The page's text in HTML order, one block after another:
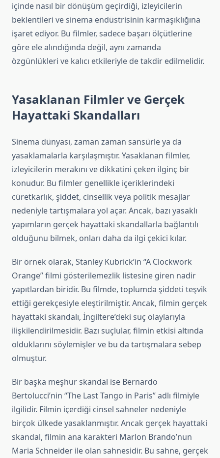
içinde nasıl bir dönüşüm geçirdiği, izleyicilerin
beklentileri ve sinema endüstrisinin karmaşıklığına
işaret ediyor. Bu filmler, sadece başarı ölçütlerine
göre ele alındığında değil, aynı zamanda
özgünlükleri ve kalıcı etkileriyle de takdir edilmelidir.
Yasaklanan Filmler ve Gerçek
Hayattaki Skandalları
Sinema dünyası, zaman zaman sansürle ya da
yasaklamalarla karşılaşmıştır. Yasaklanan filmler,
izleyicilerin merakını ve dikkatini çeken ilginç bir
konudur. Bu filmler genellikle içeriklerindeki
cüretkarlık, şiddet, cinsellik veya politik mesajlar
nedeniyle tartışmalara yol açar. Ancak, bazı yasaklı
yapımların gerçek hayattaki skandallarla bağlantılı
olduğunu bilmek, onları daha da ilgi çekici kılar.
Bir örnek olarak, Stanley Kubrick’in “A Clockwork
Orange” filmi gösterilemezlik listesine giren nadir
yapıtlardan biridir. Bu filmde, toplumda şiddeti teşvik
ettiği gerekçesiyle eleştirilmiştir. Ancak, filmin gerçek
hayattaki skandalı, İngiltere’deki suç olaylarıyla
ilişkilendirilmesidir. Bazı suçlular, filmin etkisi altında
olduklarını söylemişler ve bu da tartışmalara sebep
olmuştur.
Bir başka meşhur skandal ise Bernardo
Bertolucci’nin “The Last Tango in Paris” adlı filmiyle
ilgilidir. Filmin içerdiği cinsel sahneler nedeniyle
birçok ülkede yasaklanmıştır. Ancak gerçek hayattaki
skandal, filmin ana karakteri Marlon Brando’nun
Maria Schneider ile olan sahnesidir. Bu sahne, gerçek